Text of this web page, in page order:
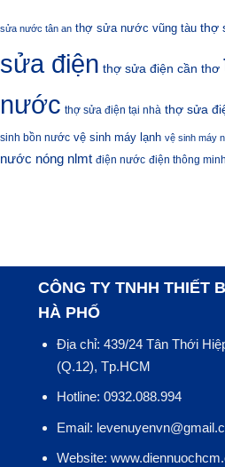
sửa nước tân an thợ sửa nước vũng tàu thợ
sửa điện thợ sửa điện cần thơ
nước thợ sửa điện tại nhà thợ sửa
sinh bồn nước vệ sinh máy lạnh vệ sinh máy
nước nóng nlmt điện nước điện thông minh
CÔNG TY TNHH THIẾT
HÀ PHỐ
Địa chỉ: 439/24 Tân Thới
(Q.12), Tp.HCM
Hotline: 0932.088.994
Email:
Website: